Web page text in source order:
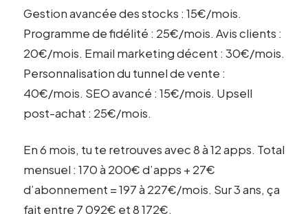
Gestion avancée des stocks : 15€/mois.
Programme de fidélité : 25€/mois. Avis clients :
20€/mois. Email marketing décent : 30€/mois.
Personnalisation du tunnel de vente :
40€/mois. SEO avancé : 15€/mois. Upsell
post-achat : 25€/mois.
En 6 mois, tu te retrouves avec 8 à 12 apps. Total
mensuel : 170 à 200€ d’apps + 27€
d’abonnement = 197 à 227€/mois. Sur 3 ans, ça
fait entre 7 092€ et 8 172€.